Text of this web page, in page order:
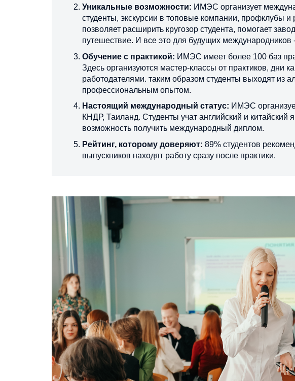
Уникальные возможности: ИМЭС организует
студенты, экскурсии в топовые компании, профклубы
позволяет расширить кругозор студента, помогает
путешествие. И все это для будущих
Обучение с практикой: ИМЭС имеет более 100 баз
Здесь организуются мастер-классы от практиков, дни
работодателями. таким образом студенты выходят из
профессиональным опытом.
Настоящий международный статус: ИМЭС
КНДР, Таиланд. Студенты учат английский и китайский
возможность получить международный диплом.
Рейтинг, которому доверяют: 89% студентов
выпускников находят работу сразу после практики.